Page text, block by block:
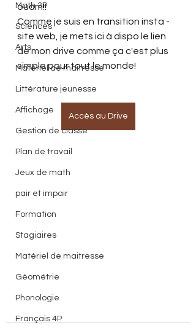
Math 3P
Sciences
Arts
Matériel de maitresse
Littérature jeunesse
Affichage
Gestion de classe
Plan de travail
Jeux de math
pair et impair
Formation
Stagiaires
Matériel de maitresse
Géométrie
Phonologie
Français 4P
ouam!!
Comme je suis en transition insta -
site web, je mets ici à dispo le lien
de mon drive comme ça c'est plus
simple pour tout le monde!
Accès au Drive